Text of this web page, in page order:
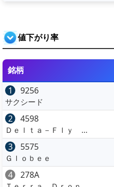
値下がり率
銘柄
1
9256
サクシード
2
4598
Ｄｅｌｔａ－Ｆｌｙ ...
3
5575
Ｇｌｏｂｅｅ
4
278A